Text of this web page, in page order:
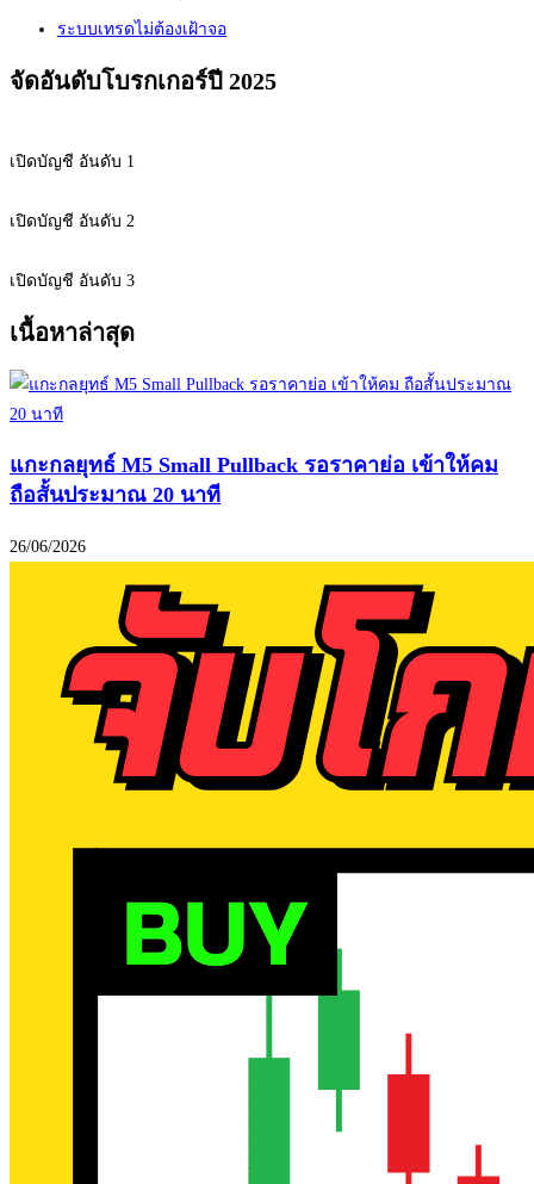
ระบบเทรดไม่ต้องเฝ้าจอ
จัดอันดับโบรกเกอร์ปี 2025
เปิดบัญชี อันดับ 1
เปิดบัญชี อันดับ 2
เปิดบัญชี อันดับ 3
เนื้อหาล่าสุด
แกะกลยุทธ์ M5 Small Pullback รอราคาย่อ เข้าให้คม
ถือสั้นประมาณ 20 นาที
26/06/2026